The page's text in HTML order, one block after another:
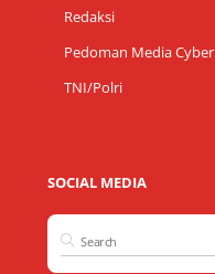
Redaksi
Pedoman Media Cyber
TNI/Polri
SOCIAL MEDIA